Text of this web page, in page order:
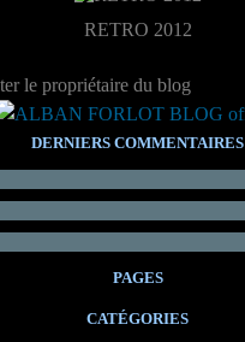
RETRO 2012
le propriétaire du blog
DERNIERS COMMENTAIRES
PAGES
CATÉGORIES